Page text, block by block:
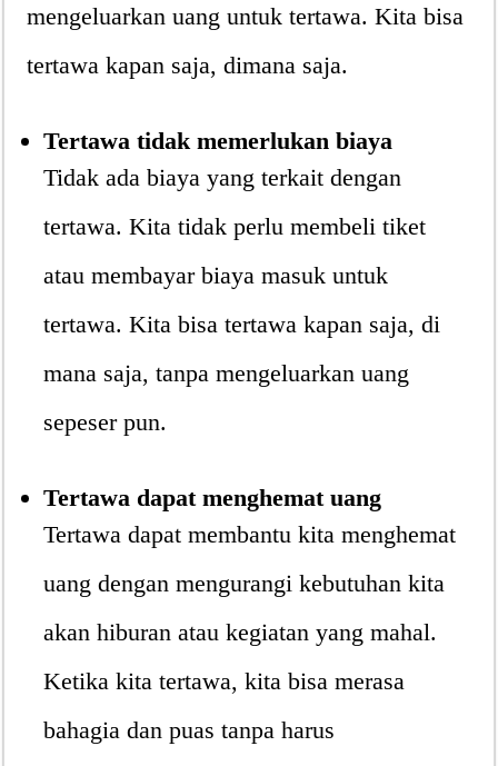
mengeluarkan uang untuk tertawa. Kita bisa
tertawa kapan saja, dimana saja.
Tertawa tidak memerlukan biaya
Tidak ada biaya yang terkait dengan
tertawa. Kita tidak perlu membeli tiket
atau membayar biaya masuk untuk
tertawa. Kita bisa tertawa kapan saja, di
mana saja, tanpa mengeluarkan uang
sepeser pun.
Tertawa dapat menghemat uang
Tertawa dapat membantu kita menghemat
uang dengan mengurangi kebutuhan kita
akan hiburan atau kegiatan yang mahal.
Ketika kita tertawa, kita bisa merasa
bahagia dan puas tanpa harus